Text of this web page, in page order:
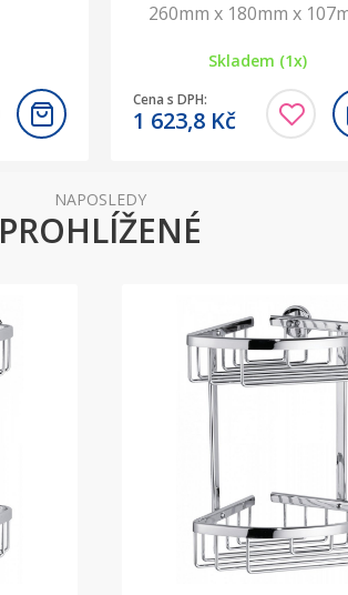
260mm x 180mm x
Skladem (1x)
Cena s DPH:
1 623,8 Kč
NAPOSLEDY
PROHLÍŽENÉ